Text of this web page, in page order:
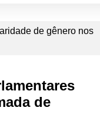
de gênero nos
de